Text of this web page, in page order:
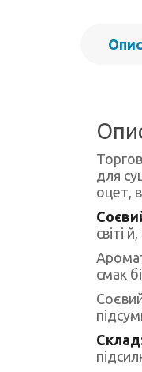
Опис
для
оцет,
світі
смак